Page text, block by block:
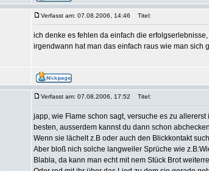
Verfasst am: 07.08.2006, 14:46 Titel:
ich denke es fehlen da einfach die
irgendwann hat man das einfach raus wie man sich
Verfasst am: 07.08.2006, 17:52 Titel:
japp, wie Flame schon sagt, versuche es zu
besten, ausserdem kannst du dann schon
Wenn sie lächelt z.B oder auch den Blickkontakt
Aber bloß nich solche langweiler Sprüche wie
Blabla, da kann man echt mit nem Stück Brot